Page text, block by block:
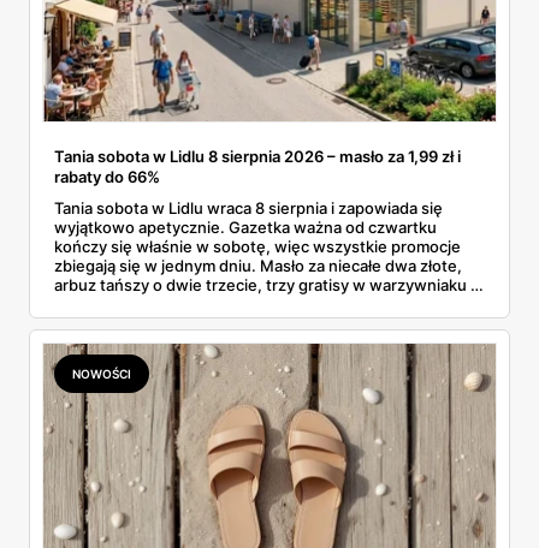
Tania sobota w Lidlu 8 sierpnia 2026 – masło za 1,99 zł i
rabaty do 66%
Tania sobota w Lidlu wraca 8 sierpnia i zapowiada się
wyjątkowo apetycznie. Gazetka ważna od czwartku
kończy się właśnie w sobotę, więc wszystkie promocje
zbiegają się w jednym dniu. Masło za niecałe dwa złote,
arbuz tańszy o dwie trzecie, trzy gratisy w warzywniaku i
całą sobotnią gazetkę Lidla strona po stronie i wybrałam
to, co naprawdę się opłaca.
NOWOŚCI